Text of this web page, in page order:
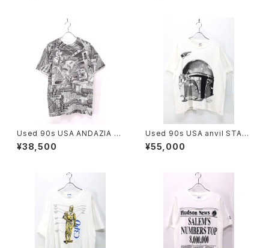
Used 90s USA ANDAZIA M
C ESCHER Relativity Trick
Art All Over Graphic T-Shir
¥38,500
Used 90s USA anvil STAR
WARS BOBA FETT Big Fac
e Graphic T-Shirt Size L 古
¥55,000